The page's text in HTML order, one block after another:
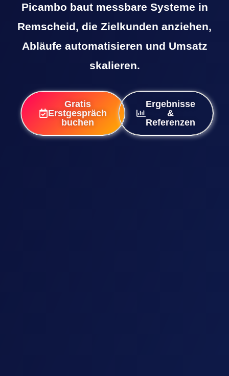
Picambo baut messbare Systeme in
Remscheid, die Zielkunden anziehen,
Abläufe automatisieren und Umsatz
skalieren.
Gratis
Erstgespräch
buchen
Ergebnisse
&
Referenzen